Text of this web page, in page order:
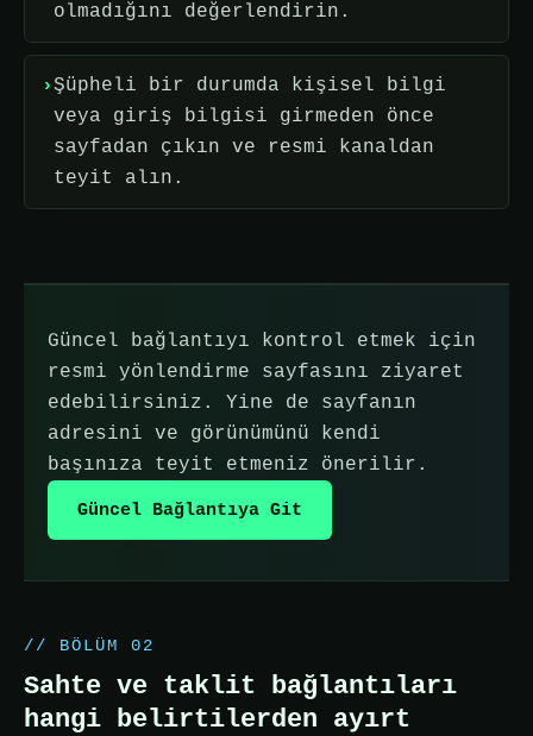
olmadığını değerlendirin.
Şüpheli bir durumda kişisel bilgi
veya giriş bilgisi girmeden önce
sayfadan çıkın ve resmi kanaldan
teyit alın.
Güncel bağlantıyı kontrol etmek için
resmi yönlendirme sayfasını ziyaret
edebilirsiniz. Yine de sayfanın
adresini ve görünümünü kendi
başınıza teyit etmeniz önerilir.
Güncel Bağlantıya Git
// BÖLÜM 02
Sahte ve taklit bağlantıları
hangi belirtilerden ayırt